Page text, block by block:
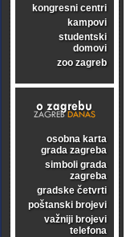
kongresni centri
kampovi
studentski
domovi
zoo zagreb
osobna karta
grada zagreba
simboli grada
zagreba
gradske četvrti
poštanski brojevi
važniji brojevi
telefona